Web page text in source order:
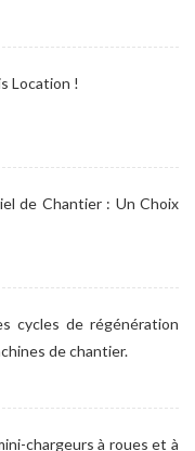
Location !
de Chantier : Un Choix
cycles de régénération
de chantier.
chargeurs à roues et à